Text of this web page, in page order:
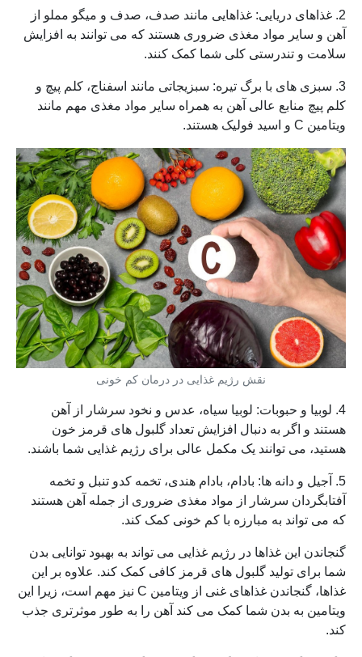
2. غذاهای دریایی: غذاهایی مانند صدف، صدف و میگو مملو از
آهن و سایر مواد مغذی ضروری هستند که می توانند به افزایش
سلامت و تندرستی کلی شما کمک کنند.
3. سبزی های با برگ تیره: سبزیجاتی مانند اسفناج، کلم پیچ و
کلم پیچ منابع عالی آهن به همراه سایر مواد مغذی مهم مانند
ویتامین C و اسید فولیک هستند.
نقش رژیم غذایی در درمان کم خونی
4. لوبیا و حبوبات: لوبیا سیاه، عدس و نخود سرشار از آهن
هستند و اگر به دنبال افزایش تعداد گلبول های قرمز خون
هستید، می توانند یک مکمل عالی برای رژیم غذایی شما باشند.
5. آجیل و دانه ها: بادام، بادام هندی، تخمه کدو تنبل و تخمه
آفتابگردان سرشار از مواد مغذی ضروری از جمله آهن هستند
که می تواند به مبارزه با کم خونی کمک کند.
گنجاندن این غذاها در رژیم غذایی می تواند به بهبود توانایی بدن
شما برای تولید گلبول های قرمز کافی کمک کند. علاوه بر این
غذاها، گنجاندن غذاهای غنی از ویتامین C نیز مهم است، زیرا این
ویتامین به بدن شما کمک می کند آهن را به طور موثرتری جذب
کند.